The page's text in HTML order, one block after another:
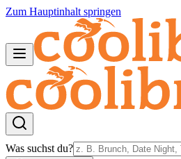
Zum Hauptinhalt springen
Was suchst du?